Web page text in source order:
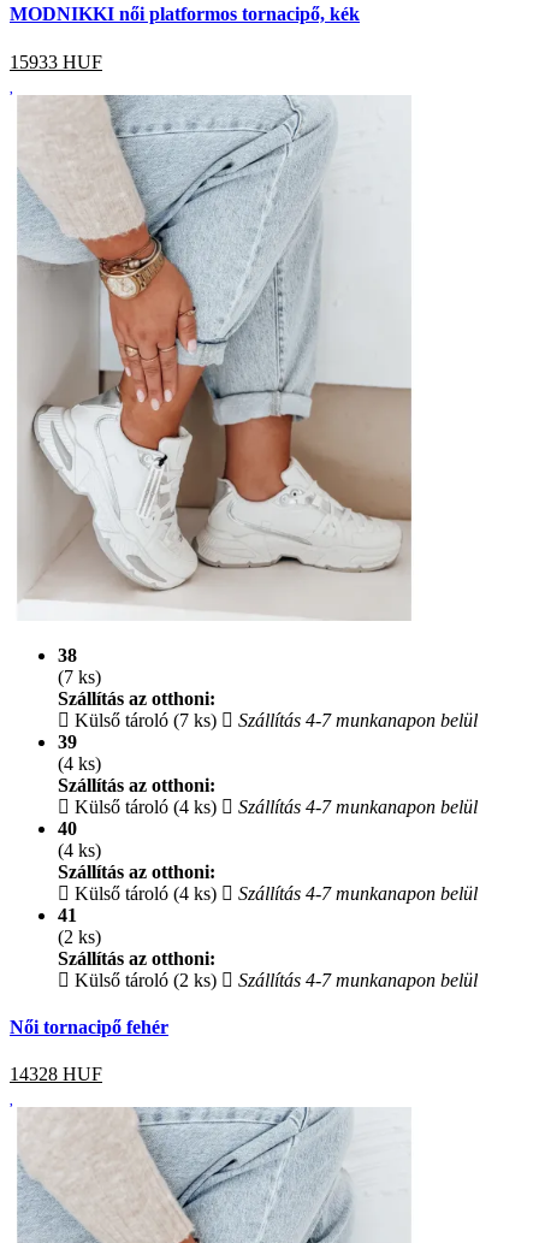
MODNIKKI női platformos tornacipő, kék
15933 HUF
38
(7 ks)
Szállítás az otthoni:
Külső tároló (7 ks)
Szállítás 4-7 munkanapon belül
39
(4 ks)
Szállítás az otthoni:
Külső tároló (4 ks)
Szállítás 4-7 munkanapon belül
40
(4 ks)
Szállítás az otthoni:
Külső tároló (4 ks)
Szállítás 4-7 munkanapon belül
41
(2 ks)
Szállítás az otthoni:
Külső tároló (2 ks)
Szállítás 4-7 munkanapon belül
Női tornacipő fehér
14328 HUF